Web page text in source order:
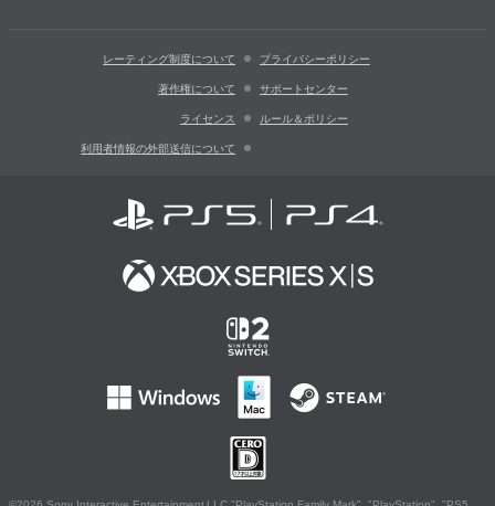
レーティング制度について プライバシーポリシー
著作権について サポートセンター
ライセンス ルール＆ポリシー
利用者情報の外部送信について